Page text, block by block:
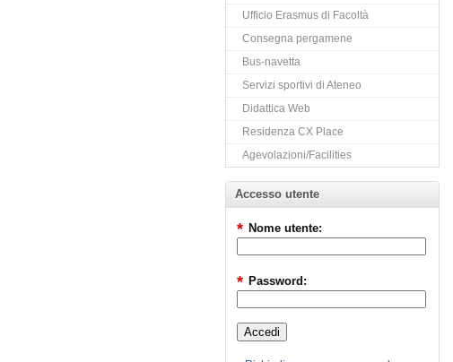
Ufficio Erasmus di Facoltà
Consegna pergamene
Bus-navetta
Servizi sportivi di Ateneo
Didattica Web
Residenza CX Place
Agevolazioni/Facilities
Accesso utente
Nome utente:
*
Password:
*